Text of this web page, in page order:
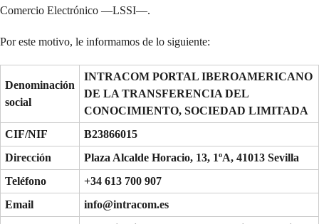
Comercio Electrónico —LSSI—.
Por este motivo, le informamos de lo siguiente:
Denominación
social
INTRACOM PORTAL IBEROAMERICANO
DE LA TRANSFERENCIA DEL
CONOCIMIENTO, SOCIEDAD LIMITADA
CIF/NIF
B23866015
Dirección
Plaza Alcalde Horacio, 13, 1ºA, 41013 Sevilla
Teléfono
+34 613 700 907
Email
info@intracom.es